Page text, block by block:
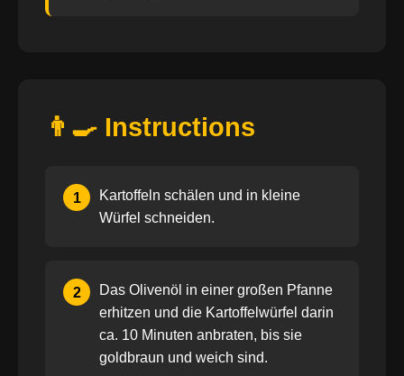
👨‍🍳 Instructions
1
Kartoffeln schälen und in kleine
Würfel schneiden.
2
Das Olivenöl in einer großen Pfanne
erhitzen und die Kartoffelwürfel darin
ca. 10 Minuten anbraten, bis sie
goldbraun und weich sind.